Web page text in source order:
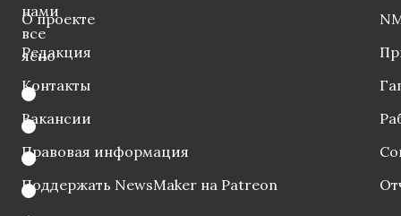
нами
все
ясно
О проекте
Редакция
Контакты
Вакансии
Правовая информация
Поддержать NewsMaker на Patreon